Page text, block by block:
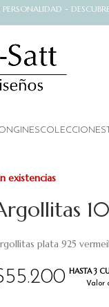
PERSONALIDAD -
COLECCIONES
55.200 HASTA 3
Valor
plata 925
existencias